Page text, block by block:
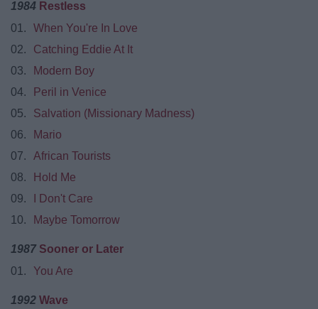
1984 Restless
01.
When You're In Love
02.
Catching Eddie At It
03.
Modern Boy
04.
Peril in Venice
05.
Salvation (Missionary Madness)
06.
Mario
07.
African Tourists
08.
Hold Me
09.
I Don't Care
10.
Maybe Tomorrow
1987 Sooner or Later
01.
You Are
1992 Wave